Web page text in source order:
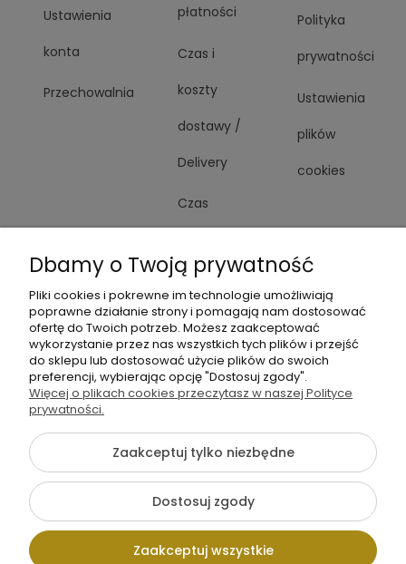
Ustawienia
konta
Przechowalnia
płatności
Czas i
koszty
dostawy /
Delivery
Czas
zamówienia
Polityka
prywatności
Ustawienia
plików
cookies
+48
141
363
Napisz
{literal}
Pokaż pełną wersję strony
Sklep internetowy Shoper.pl
Dbamy o Twoją prywatność
Pliki cookies i pokrewne im technologie umożliwiają
poprawne działanie strony i pomagają nam dostosować
ofertę do Twoich potrzeb. Możesz zaakceptować
wykorzystanie przez nas wszystkich tych plików i przejść
do sklepu lub dostosować użycie plików do swoich
preferencji, wybierając opcję "Dostosuj zgody".
Więcej o plikach cookies przeczytasz w naszej Polityce
prywatności.
Zaakceptuj tylko niezbędne
Dostosuj zgody
Zaakceptuj wszystkie